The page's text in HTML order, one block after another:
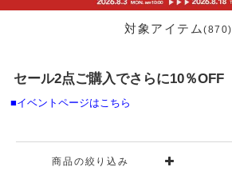
対象アイテム(870)
セール2点ご購入でさらに10％OFF
■イベントページはこちら
商品の絞り込み